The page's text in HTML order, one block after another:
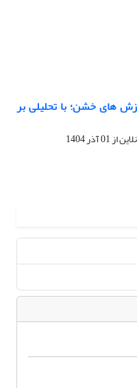
های خشن؛ با تحلیلی بر
از01 آذر 1404